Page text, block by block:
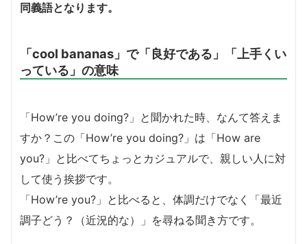
同義語となります。
「cool bananas」で「良好である」「上手くい
っている」の意味
「How’re you doing?」と聞かれた時、なんて答えま
すか？この「How’re you doing?」は「How are
you?」と比べてちょっとカジュアルで、親しい人に対
して使う挨拶です。
「How’re you?」と比べると、体調だけでなく「最近
調子どう？（近況的な）」を尋ねる聞き方です。